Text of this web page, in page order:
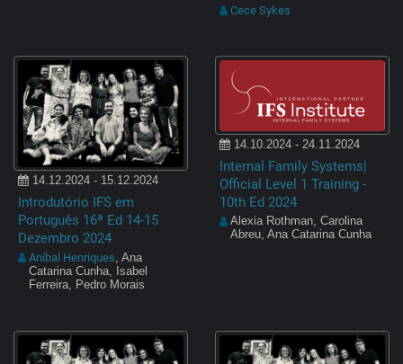
Cece Sykes
14.12.2024 - 15.12.2024
Introdutório IFS em
Português 16ª Ed 14-15
Dezembro 2024
Aníbal Henriques, Ana
Catarina Cunha, Isabel
Ferreira, Pedro Morais
14.10.2024 - 24.11.2024
Internal Family Systems|
Official Level 1 Training -
10th Ed 2024
Alexia Rothman, Carolina
Abreu, Ana Catarina Cunha